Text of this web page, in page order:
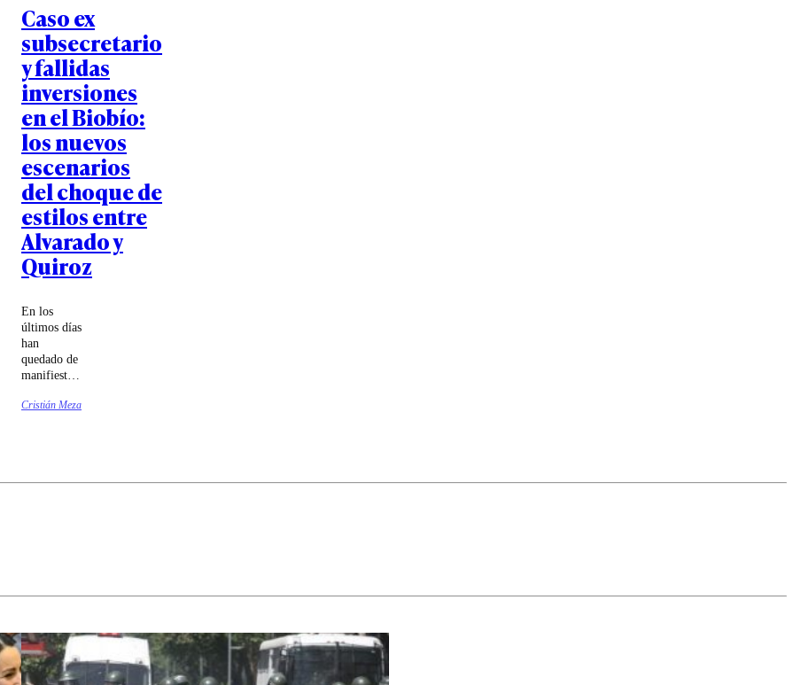
Caso ex
subsecretario
y fallidas
inversiones
en el Biobío:
los nuevos
escenarios
del choque de
estilos entre
Alvarado y
Quiroz
En los
últimos días
han
quedado de
manifiesto
diferencias
Gabinete.
Cristián Meza